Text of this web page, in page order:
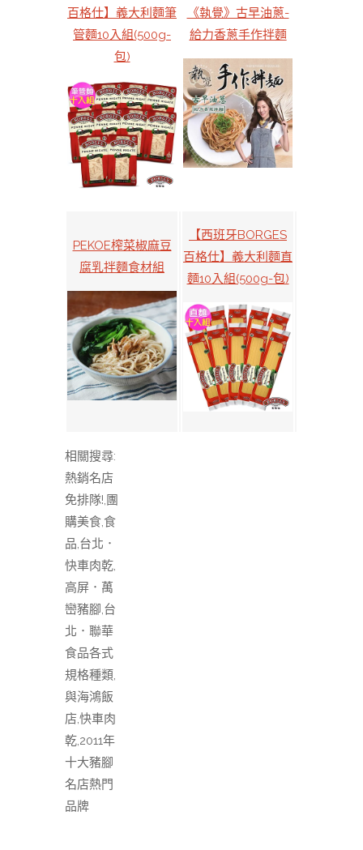
百格仕】義大利麵筆
管麵10入組(500g-
包)
《執覺》古早油蔥-
給力香蔥手作拌麵
PEKOE榨菜椒麻豆
腐乳拌麵食材組
【西班牙BORGES
百格仕】義大利麵直
麵10入組(500g-包)
相關搜尋:
熱銷名店
免排隊!,團
購美食,食
品,台北．
快車肉乾,
高屏．萬
巒豬腳,台
北．聯華
食品各式
規格種類,
與海鴻飯
店,快車肉
乾,2011年
十大豬腳
名店熱門
品牌